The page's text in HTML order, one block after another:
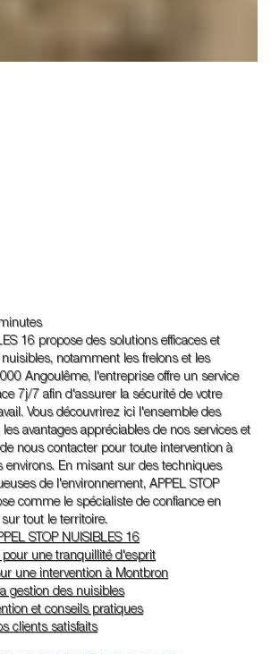
16 propose des solutions efficaces et
notamment les frelons et les
Angoulême, l'entreprise offre un service
7j/7 afin d'assurer la sécurité de votre
Vous découvrirez ici l'ensemble des
avantages appréciables de nos services et
nous contacter pour toute intervention à
environs. En misant sur des techniques
de l'environnement, APPEL STOP
comme le spécialiste de confiance en
tout le territoire.
STOP NUISIBLES 16
pour une tranquillité d'esprit
une intervention à Montbron
gestion des nuisibles
et conseils pratiques
clients satisfaits